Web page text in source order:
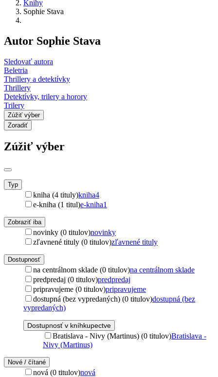
Knihy
Sophie Stava
Autor Sophie Stava
Sledovať autora
Beletria
Thrillery a detektívky
Thrillery
Detektívky, trilery a horory
Trilery
Zúžiť výber
Zoradiť
Zúžiť výber
Typ
kniha (4 tituly)kniha4
e-kniha (1 titul)e-kniha1
Zobraziť iba
novinky (0 titulov)novinky
zľavnené tituly (0 titulov)zľavnené tituly
Dostupnosť
na centrálnom sklade (0 titulov)na centrálnom sklade
predpredaj (0 titulov)predpredaj
pripravujeme (0 titulov)pripravujeme
dostupná (bez vypredaných) (0 titulov)dostupná (bez
vypredaných)
Dostupnosť v kníhkupectve
Bratislava - Nivy (Martinus) (0 titulov)Bratislava -
Nivy (Martinus)
Nové / čítané
nová (0 titulov)nová